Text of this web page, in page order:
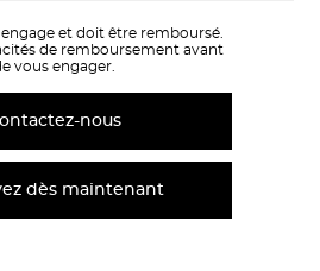
dès maintenant
nous
et doit être remboursé.
de remboursement avant
vous engager.